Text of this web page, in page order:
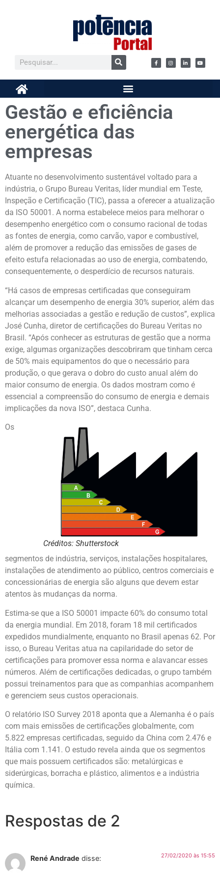
Gestão e eficiência
energética das
empresas
Atuante no desenvolvimento sustentável voltado para a
indústria, o Grupo Bureau Veritas, líder mundial em Teste,
Inspeção e Certificação (TIC), passa a oferecer a atualização
da ISO 50001. A norma estabelece meios para melhorar o
desempenho energético com o consumo racional de todas
as fontes de energia, como carvão, vapor e combustível,
além de promover a redução das emissões de gases de
efeito estufa relacionadas ao uso de energia, combatendo,
consequentemente, o desperdício de recursos naturais.
“Há casos de empresas certificadas que conseguiram
alcançar um desempenho de energia 30% superior, além das
melhorias associadas a gestão e redução de custos”, explica
José Cunha, diretor de certificações do Bureau Veritas no
Brasil. “Após conhecer as estruturas de gestão que a norma
exige, algumas organizações descobriram que tinham cerca
de 50% mais equipamentos do que o necessário para
produção, o que gerava o dobro do custo anual além do
maior consumo de energia. Os dados mostram como é
essencial a compreensão do consumo de energia e demais
implicações da nova ISO”, destaca Cunha.
Créditos: Shutterstock
Os
segmentos de indústria, serviços, instalações hospitalares,
instalações de atendimento ao público, centros comerciais e
concessionárias de energia são alguns que devem estar
atentos às mudanças da norma.
Estima-se que a ISO 50001 impacte 60% do consumo total
da energia mundial. Em 2018, foram 18 mil certificados
expedidos mundialmente, enquanto no Brasil apenas 62. Por
isso, o Bureau Veritas atua na capilaridade do setor de
certificações para promover essa norma e alavancar esses
números. Além de certificações dedicadas, o grupo também
possui treinamentos para que as companhias acompanhem
e gerenciem seus custos operacionais.
O relatório ISO Survey 2018 aponta que a Alemanha é o país
com mais emissões de certificações globalmente, com
5.822 empresas certificadas, seguido da China com 2.476 e
Itália com 1.141. O estudo revela ainda que os segmentos
que mais possuem certificados são: metalúrgicas e
siderúrgicas, borracha e plástico, alimentos e a indústria
química.
Respostas de 2
René Andrade disse: 27/02/2020 às 15:55